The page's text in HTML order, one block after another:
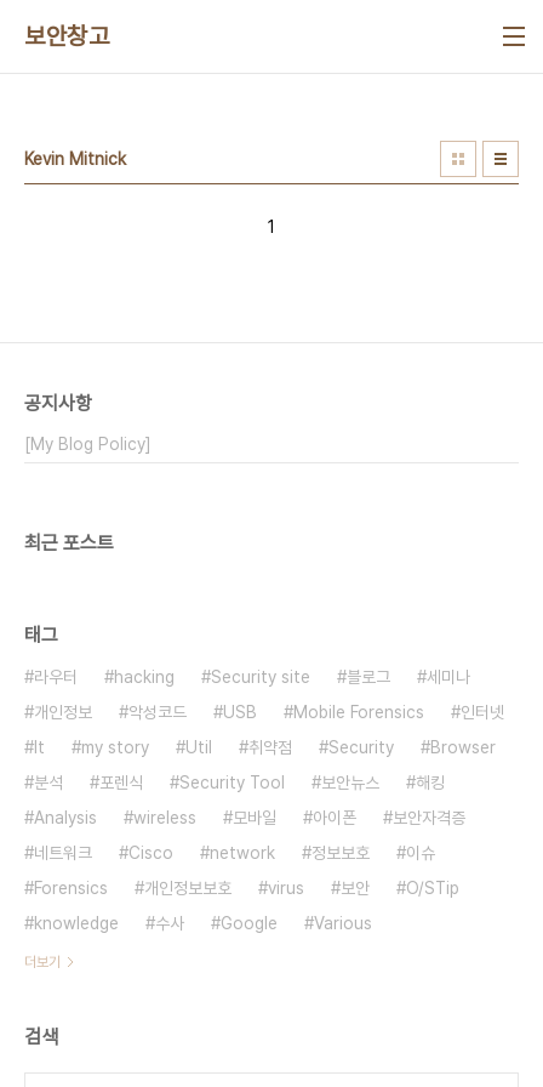
보안창고
Kevin Mitnick
1
공지사항
[My Blog Policy]
최근 포스트
태그
라우터 hacking Security site 블로그
세미나
개인정보
악성코드 USB Mobile Forensics
인터넷
It
my story Util 취약점 Security
Browser
분석
포렌식 Security Tool 보안뉴스
해킹
Analysis
wireless 모바일 아이폰
보안자격증
네트워크
Cisco network 정보보호
이슈
Forensics
개인정보보호 virus 보안
O/STip
knowledge
수사 Google Various
더보기
검색